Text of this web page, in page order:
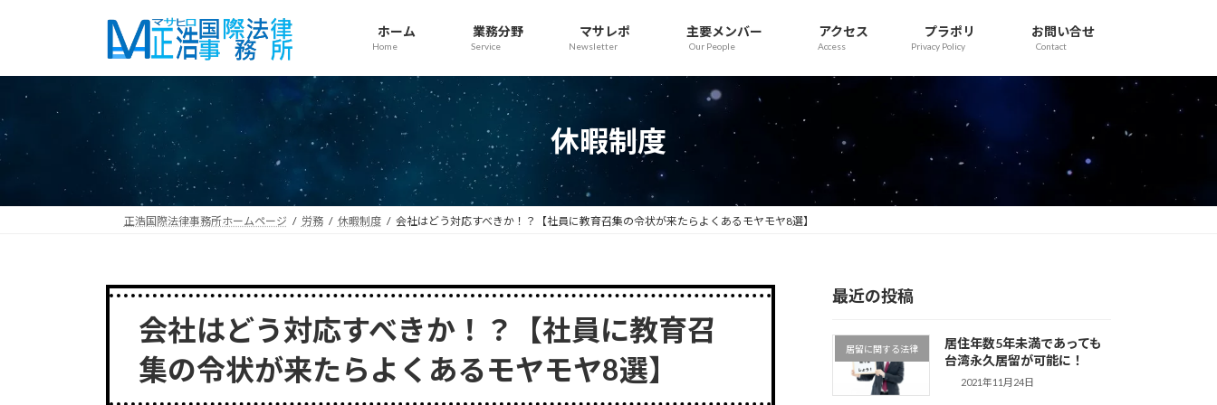
ン
へ
ス
キ
プ
ー
ョ
ン
に
動
ホーム
Home
業務分野
Service
マサレポ
Newsletter
主要メンバー
Our People
アクセス
Access
プラポリ
Privacy Policy
お問い合せ
Contact
休暇制度
正浩国際法律事務所ホームページ 労務 休暇制度 会社はどう対応すべきか！？【社員に教育召集の令状が来たらよくあるモヤモヤ8選】
会社はどう対応すべきか！？【社員に教育召
集の令状が来たらよくあるモヤモヤ8選】
最近の投稿
居留に関する法律
居住年数5年未満であっても
台湾永久居留が可能に！
2021年11月24日